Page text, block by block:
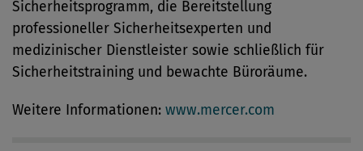
Sicherheitsprogramm, die Bereitstellung
professioneller Sicherheitsexperten und
medizinischer Dienstleister sowie schließlich für
Sicherheitstraining und bewachte Büroräume.
Weitere Informationen: www.mercer.com